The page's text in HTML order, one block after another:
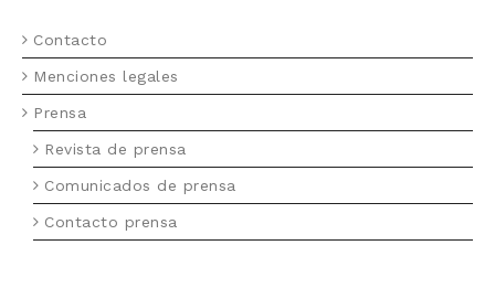
Contacto
Menciones legales
Prensa
Revista de prensa
Comunicados de prensa
Contacto prensa